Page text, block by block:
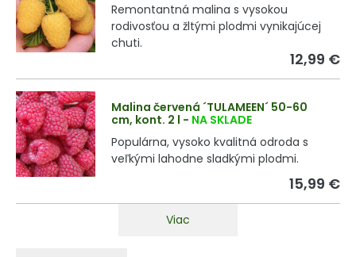
Remontantná malina s vysokou
rodivosťou a žltými plodmi vynikajúcej
chuti.
12,99 €
Malina červená ´TULAMEEN´ 50-60
cm, kont. 2 l - NA SKLADE
Populárna, vysoko kvalitná odroda s
veľkými lahodne sladkými plodmi.
15,99 €
Viac